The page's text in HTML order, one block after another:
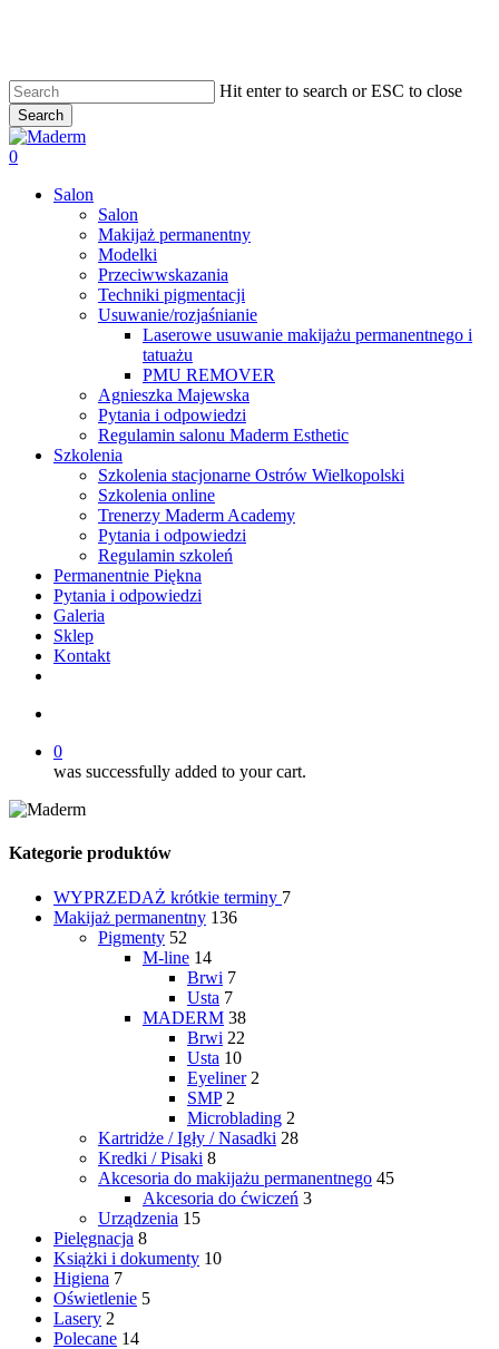
content
Hit enter to search or ESC to close
Search
Close
Search
search
0
Salon
Salon
Makijaż permanentny
Modelki
Przeciwwskazania
Techniki pigmentacji
Usuwanie/rozjaśnianie
Laserowe usuwanie makijażu permanentnego i
tatuażu
PMU REMOVER
Agnieszka Majewska
Pytania i odpowiedzi
Regulamin salonu Maderm Esthetic
Szkolenia
Szkolenia stacjonarne Ostrów Wielkopolski
Szkolenia online
Trenerzy Maderm Academy
Pytania i odpowiedzi
Regulamin szkoleń
Permanentnie Piękna
Pytania i odpowiedzi
Galeria
Sklep
Kontakt
0
was successfully added to your cart.
Kategorie produktów
WYPRZEDAŻ krótkie terminy 7
Makijaż permanentny 136
Pigmenty 52
M-line 14
Brwi 7
Usta 7
MADERM 38
Brwi 22
Usta 10
Eyeliner 2
SMP 2
Microblading 2
Kartridże / Igły / Nasadki 28
Kredki / Pisaki 8
Akcesoria do makijażu permanentnego 45
Akcesoria do ćwiczeń 3
Urządzenia 15
Pielęgnacja 8
Książki i dokumenty 10
Higiena 7
Oświetlenie 5
Lasery 2
Polecane 14